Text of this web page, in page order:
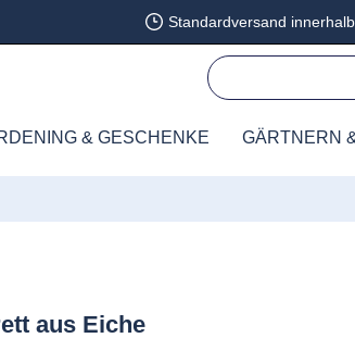
springen Standardversand
& GESCHENKE GÄRTNERN &
aus Eiche